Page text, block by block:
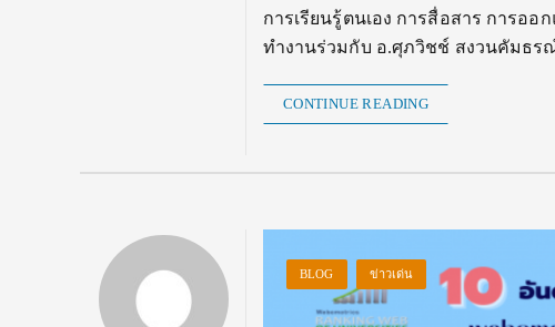
การเรียนรู้ตนเอง การสื่อสาร การอ
ทำงานร่วมกับ อ.ศุภวิชช์ สงวนคัมธร
CONTINUE READING
BLOG ข่าวเด่น